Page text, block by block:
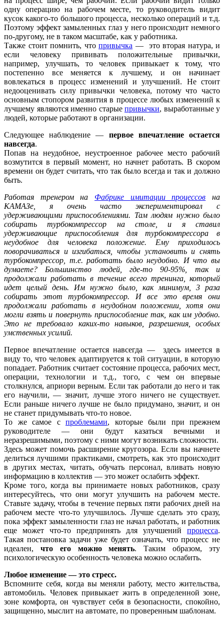
одну операцию на рабочем месте, то руководитель видит
кусок какого-то большого процесса, несколько операций и т.д.
Поэтому эффект замыленных глаз у него происходит немного
по-другому, не в таком масштабе, как у работника.
Также стоит помнить, что привычка — это вторая натура, и
если человеку прививать положительные привычки,
например, улучшать, то человек привыкает к тому, что
постепенно все меняется к лучшему, и он начинает
вовлекаться в процесс изменений и улучшений. Не стоит
недооценивать силу привычки человека, потому что часто
основным стопором развития в процессе любых изменений к
лучшему являются именно старые привычки, выработанные у
людей, которые работают в организации.
Следующее наблюдение — первое впечатление остается
навсегда.
Попав на неудобное, неустроенное рабочее место рабочий
возмутится в первый момент, но начнет работать. В скором
времени он будет считать, что так было всегда и так и должно
быть.
Работая тренером на Фабрике имитации процессов на
КАМАЗе, я очень часто экспериментировал с
удерживающими приспособлениями. Там людям нужно было
собирать турбокомпрессор на столе, и я ставил
удерживающие приспособления для турбокомпрессора в
неудобное для человека положение. Ему приходилось
поворачиваться и изгибаться, чтобы установить и снять
турбокомпрессор, т.е. работать было неудобно. И что вы
думаете? Большинство людей, где-то 90-95%, так и
продолжали работать в течение всего тренинга, который
идет целый день. Им нужно было, как минимум, 3 раза
собирать этот турбокомпрессор. И все это время они
продолжали работать в неудобном положении, хотя они
могли взять и повернуть приспособление так, как им удобно.
Это не требовало каких-то навыков, разрешения, особых
умственных усилий.
Первое впечатление остается навсегда — здесь имеется в
виду то, что человек адаптируется к той ситуации, в которую
попадает. Работник считает состояние процесса, рабочих мест,
операции, технологии и т.д., того, с чем он впервые
столкнулся, априори верным. Если так работали до него и так
его научили, — значит, лучше этого ничего не существует.
Если раньше ничего лучше не было придумано, значит, и он
не станет придумывать что-то новое.
То же самое с проблемами, которые были при прежнем
руководителе — они будут казаться вечными и
неразрешимыми, поэтому с ними могут возникать сложности.
Здесь может помочь расширение кругозора. Если вы начнете
делиться лучшими практиками, смотреть, как это происходит
в других местах, читать, обучать персонал, вливать новую
информацию в коллектив — это может ослабить эффект.
Кроме того, когда вы принимаете новых работников, сразу
интересуйтесь, что они могут улучшить на рабочем месте.
Ставьте задачу, чтобы в течение первых пяти рабочих дней на
рабочем месте что-то улучшилось. Лучше сделать это сразу,
пока эффект замыленности глаз не начал работать, и работник
еще может что-то предпринять для улучшений процесса.
Такая постановка задачи уже будет означать, что процесс не
идеален, что его можно менять. Таким образом, эту
психологическую особенность человека можно ослабить.
Любое изменение — это стресс.
Вспомните себя, когда вы меняли работу, место жительства,
автомобиль. Человек привыкает жить в определенной зоне,
зоне комфорта, он чувствует себя в безопасности, спокойно,
защищенно, мыслит на автомате, по проверенным шаблонам.